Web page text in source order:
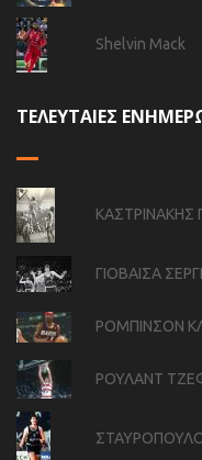
Shelvin Mack
ΤΕΛΕΥΤΑΙΕΣ
ΚΑΣΤΡΙΝΑΚΗΣ
ΓΙΟΒΑΙΣΑ
ΡΟΜΠΙΝΣΟΝ
ΡΟΥΛΑΝΤ ΤΖΕΦ